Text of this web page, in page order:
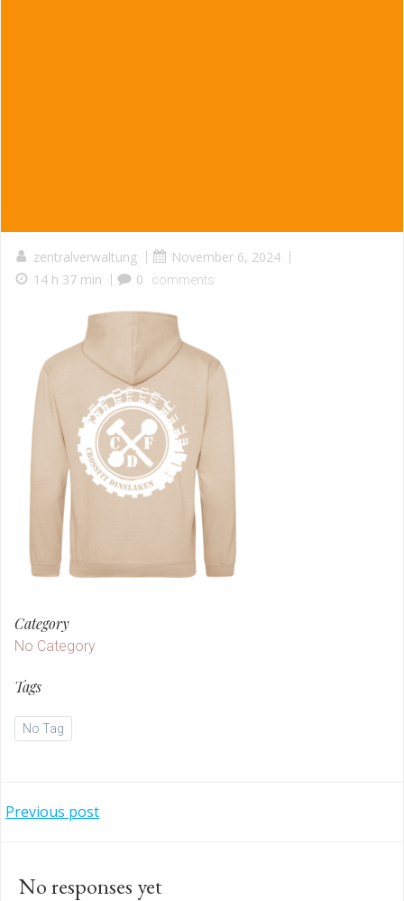
zentralverwaltung | November 6, 2024 |
14 h 37 min | 0 comments
Category
No Category
Tags
No Tag
Post
Previous post
No responses yet